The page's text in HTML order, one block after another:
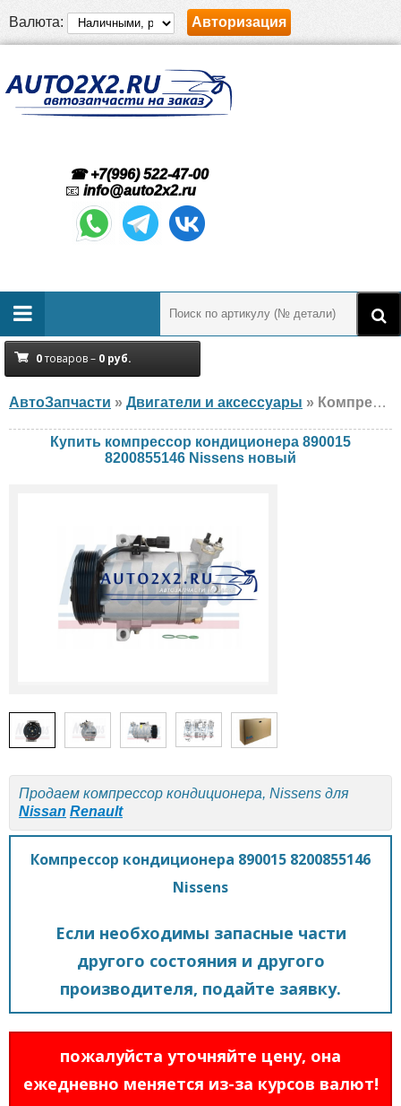
Валюта: Авторизация
☎ +7(996) 522-47-00
📧 info@auto2x2.ru
0товаров – 0 руб.
АвтоЗапчасти » Двигатели и аксессуары » Компрессор кондиционера Nissens 890015 8200855146 Nissan, Renault, новый
Купить компрессор кондиционера 890015
8200855146 Nissens новый
Продаем компрессор кондиционера, Nissens для
Nissan Renault
Компрессор кондиционера 890015 8200855146
Nissens
Если необходимы запасные части
другого состояния и другого
производителя, подайте заявку.
пожалуйста уточняйте цену, она
ежедневно меняется из-за курсов валют!